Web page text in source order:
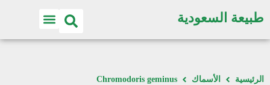
طبيعة السعودية
الرئيسية الأسماك Chromodoris geminus